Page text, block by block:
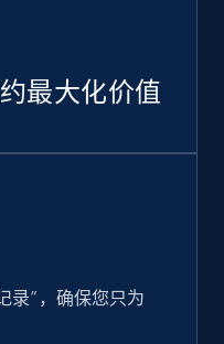
Model number,
Manufacturer,
最大化价值
录”，确保您只为